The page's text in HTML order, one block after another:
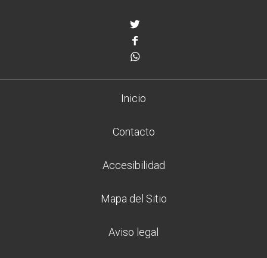
Inicio
Contacto
Accesibilidad
Mapa del Sitio
Aviso legal